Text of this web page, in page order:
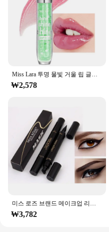
₩2,578
₩3,782